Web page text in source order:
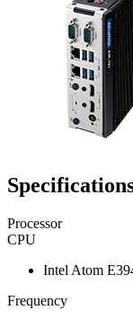
Processor
CPU
Intel Atom
Frequency